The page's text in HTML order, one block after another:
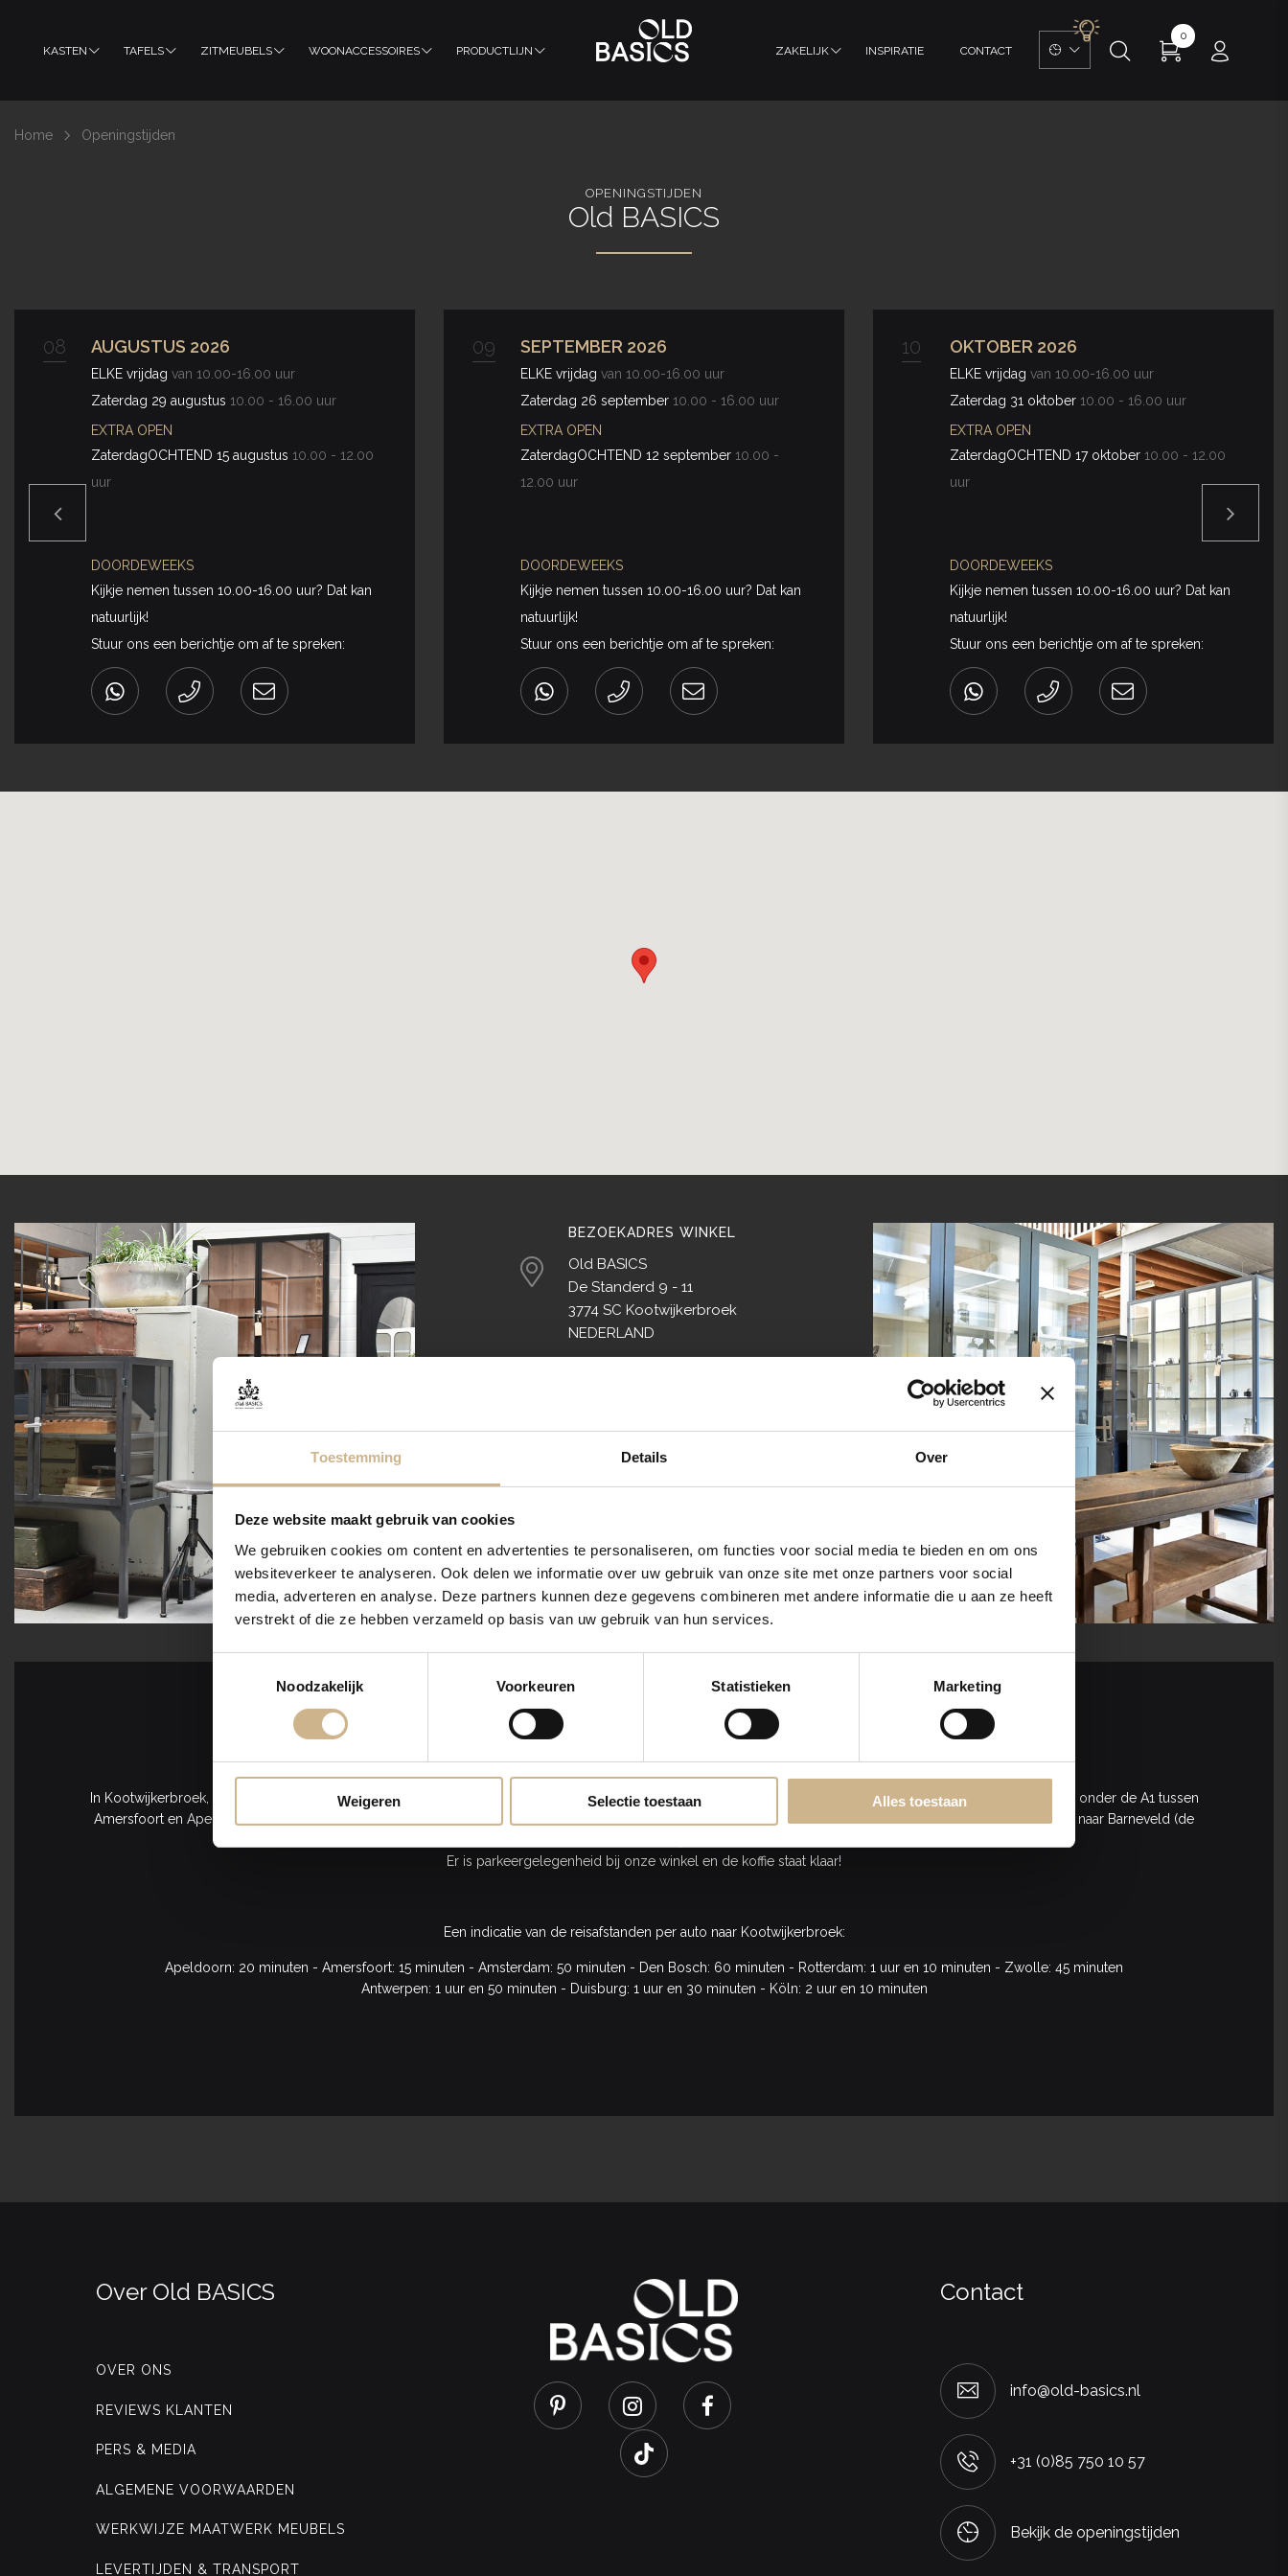
Toestemming Details Over
Deze website maakt gebruik van cookies
We gebruiken cookies om content en advertenties te personaliseren, om functies voor social media te bieden en om ons
websiteverkeer te analyseren. Ook delen we informatie over uw gebruik van onze site met onze partners voor social
media, adverteren en analyse. Deze partners kunnen deze gegevens combineren met andere informatie die u aan ze heeft
verstrekt of die ze hebben verzameld op basis van uw gebruik van hun services.
Noodzakelijk
Voorkeuren Statistieken Marketing
Weigeren Selectie toestaan Alles toestaan
KASTEN TAFELS ZITMEUBELS WOONACCESSOIRES PRODUCTLIJN ZAKELIJK INSPIRATIE CONTACT
0
Home Openingstijden
OPENINGSTIJDEN
Old BASICS
08 AUGUSTUS 2026
ELKE vrijdag van 10.00-16.00 uur
Zaterdag 29 augustus 10.00 - 16.00 uur
EXTRA OPEN
ZaterdagOCHTEND 15 augustus 10.00 - 12.00
uur
DOORDEWEEKS
Kijkje nemen tussen 10.00-16.00 uur? Dat kan
natuurlijk!
Stuur ons een berichtje om af te spreken:
09 SEPTEMBER 2026
ELKE vrijdag van 10.00-16.00 uur
Zaterdag 26 september10.00 - 16.00 uur
EXTRA OPEN
ZaterdagOCHTEND 12 september10.00 -
12.00 uur
DOORDEWEEKS
Kijkje nemen tussen 10.00-16.00 uur? Dat kan
natuurlijk!
Stuur ons een berichtje om af te spreken:
10 OKTOBER 2026
ELKE vrijdag van 10.00-16.00 uur
Zaterdag 31 oktober10.00 - 16.00 uur
EXTRA OPEN
ZaterdagOCHTEND 17 oktober10.00 - 12.00
uur
DOORDEWEEKS
Kijkje nemen tussen 10.00-16.00 uur? Dat kan
natuurlijk!
Stuur ons een berichtje om af te spreken:
BEZOEKADRES WINKEL
Old BASICS
De Standerd 9 - 11
3774 SC Kootwijkerbroek
NEDERLAND
KOM LANGS IN KOOTWIJKERBROEK
In Kootwijkerbroek, een landelijk dorpje op de Veluwe, vind je de grote loods van Old BASICS! Ruim 800m2 inspiratie en shopplezier centraal in Nederland net onder de A1 tussen
Amersfoort en Apeldoorn in! Het bedrijventerrein waar de industriële loods van Old BASICS zich bevindt, heet Puurveen en ligt aan de N800; de weg van Stroe naar Barneveld (de
Er is parkeergelegenheid bij onze winkel en de koffie staat klaar!
Een indicatie van de reisafstanden per auto naar Kootwijkerbroek:
Apeldoorn: 20 minuten - Amersfoort: 15 minuten - Amsterdam: 50 minuten - Den Bosch: 60 minuten - Rotterdam: 1 uur en 10 minuten - Zwolle: 45 minuten
Antwerpen: 1 uur en 50 minuten - Duisburg: 1 uur en 30 minuten - Köln: 2 uur en 10 minuten
Over Old BASICS
OVER ONS
REVIEWS KLANTEN
PERS & MEDIA
ALGEMENE VOORWAARDEN
WERKWIJZE MAATWERK MEUBELS
LEVERTIJDEN & TRANSPORT
Contact
info@old-basics.nl
+31 (0)85 750 10 57
Bekijk de openingstijden